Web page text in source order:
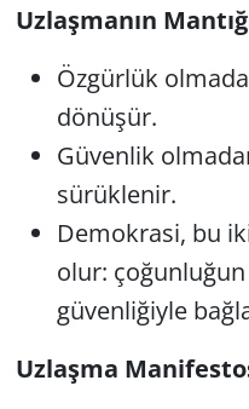
Uzlaşmanın
Özgürlük
dönüşür.
Güvenlik
sürüklenir.
Demokrasi, bu
olur: çoğunluğun
güvenliğiyle
Uzlaşma